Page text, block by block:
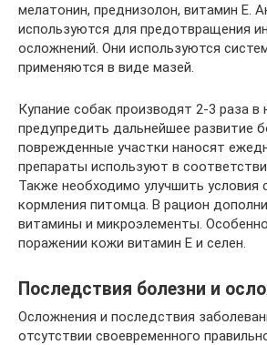
мелатонин, преднизолон, витамин Е.
используются для предотвращения
осложнений. Они используются
применяются в виде мазей.
Купание собак производят 2-3 раза
предупредить дальнейшее развитие
поврежденные участки наносят
препараты используют в
Также необходимо улучшить условия
кормления питомца. В рацион
витамины и микроэлементы.
поражении кожи витамин Е и селен.
Последствия болезни и
Осложнения и последствия
отсутствии своевременного